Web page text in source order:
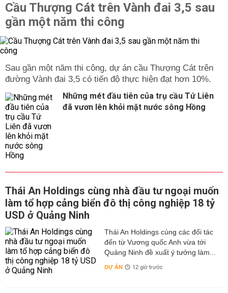
Cầu Thượng Cát trên Vành đai 3,5 sau
gần một năm thi công
Sau gần một năm thi công, dự án cầu Thượng Cát trên
đường Vành đai 3,5 có tiến độ thực hiện đạt hơn 10%.
Những mét đầu tiên của trụ cầu Tứ Liên
đã vươn lên khỏi mặt nước sông Hồng
Thái An Holdings cùng nhà đầu tư ngoại muốn
làm tổ hợp cảng biển đô thị công nghiệp 18 tỷ
USD ở Quảng Ninh
Thái An Holdings cùng các đối tác
đến từ Vương quốc Anh vừa tới
Quảng Ninh đề xuất ý tưởng làm...
DỰ ÁN 12 giờ trước